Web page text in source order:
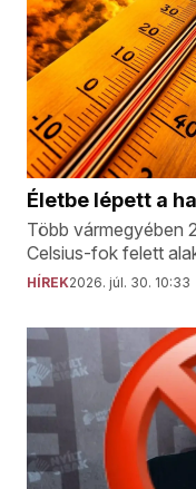
Életbe lépett a
Több vármegyében
Celsius-fok felett
HÍREK2026. júl. 30. 10:33